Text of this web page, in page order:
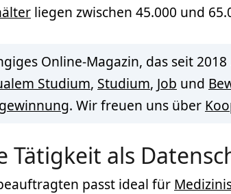
liegen zwischen 45.000 und
Online-Magazin, das seit
Studium, Studium, Job und
. Wir freuen uns über
Tätigkeit als
passt ideal für